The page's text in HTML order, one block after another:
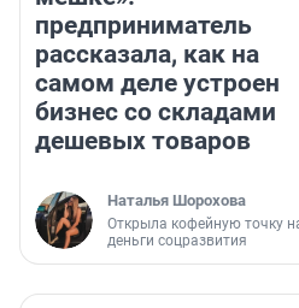
предприниматель
рассказала, как на
самом деле устроен
бизнес со складами
дешевых товаров
Наталья Шорохова
Открыла кофейную точку
деньги соцразвития